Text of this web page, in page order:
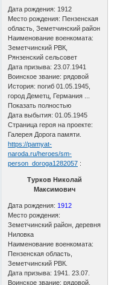
Дата рождения: 1912
Место рождения: Пензенская
область, Земетчинский район
Наименование военкомата:
Земетчинский РВК,
Рянзенский сельсовет
Дата призыва: 23.07.1941
Воинское звание: рядовой
История: погиб 01.05.1945,
город Деметц, Германия ...
Показать полностью
Дата выбытия: 01.05.1945
Страница героя на проекте:
Галерея Дорога памяти.
https://pamyat-
naroda.ru/heroes/sm-
person_doroga1282057 :
Турков Николай
Максимович
Дата рождения: 1912
Место рождения:
Земетчинский район, деревня
Ниловка
Наименование военкомата:
Пензенская область,
Земетчинский РВК.
Дата призыва: 1941. 23.07.
Воинское звание: рядовой,